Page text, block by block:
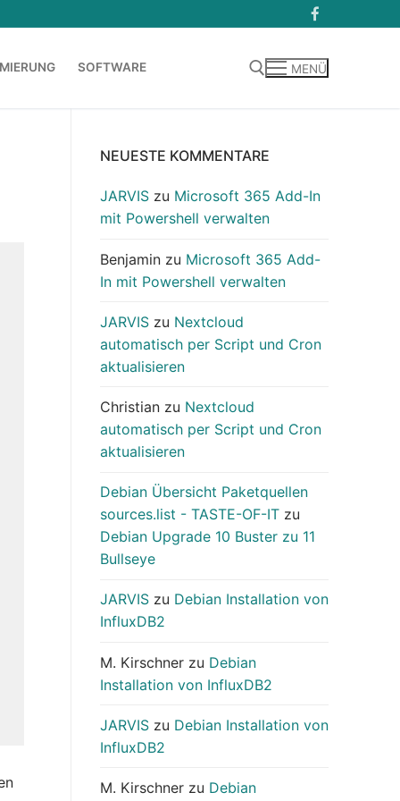
SOFTWARE MENÜ
NEUESTE KOMMENTARE
JARVIS zu Microsoft 365 Add-In
mit Powershell verwalten
Benjamin zu Microsoft 365 Add-
In mit Powershell verwalten
JARVIS zu Nextcloud
automatisch per Script und Cron
aktualisieren
Christian zu Nextcloud
automatisch per Script und Cron
aktualisieren
Debian Übersicht Paketquellen
sources.list - TASTE-OF-IT zu
Debian Upgrade 10 Buster zu 11
Bullseye
JARVIS zu Debian Installation von
InfluxDB2
M. Kirschner zu Debian
Installation von InfluxDB2
JARVIS zu Debian Installation von
InfluxDB2
M. Kirschner zu Debian